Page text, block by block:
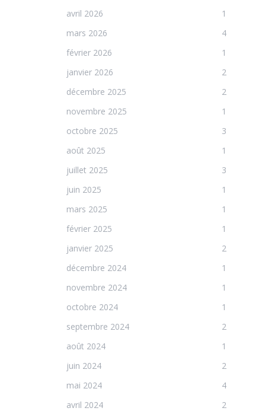
avril 2026
1
mars 2026
4
février 2026
1
janvier 2026
2
décembre 2025
2
novembre 2025
1
octobre 2025
3
août 2025
1
juillet 2025
3
juin 2025
1
mars 2025
1
février 2025
1
janvier 2025
2
décembre 2024
1
novembre 2024
1
octobre 2024
1
septembre 2024
2
août 2024
1
juin 2024
2
mai 2024
4
avril 2024
2